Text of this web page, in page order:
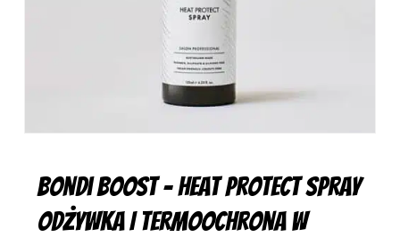
Bondi Boost – Heat Protect Spray
Odżywka I Termoochrona w